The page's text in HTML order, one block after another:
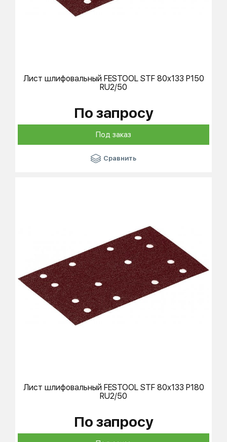
Лист шлифовальный FESTOOLSTF 80x133 P150
RU2/50
По запросу
Под заказ
Сравнить
Лист шлифовальный FESTOOLSTF 80x133 P180
RU2/50
По запросу